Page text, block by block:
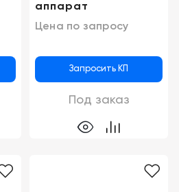
аппарат
Цена по запросу
Запросить КП
Под заказ